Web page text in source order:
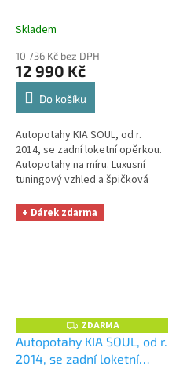
LEATHER, černošedé
úklid Smart Microfiber
zdarma v hodnotě 329,-Kč
Skladem
10 736 Kč bez DPH
12 990 Kč
Do košíku
Autopotahy KIA SOUL, od r.
2014, se zadní loketní opěrkou.
Autopotahy na míru. Luxusní
tuningový vzhled a špičková
ochrana čalounění. Profesionální
čalounické zpracování....
+ Dárek zdarma
Z
D
A
R
ZDARMA
Autopotahy KIA SOUL, od r.
2014, se zadní loketní